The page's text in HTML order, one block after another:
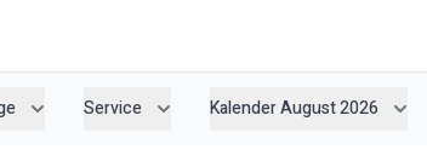
Service Kalender August 2026